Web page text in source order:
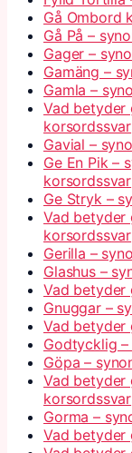
Gå Ombord
Gå På –
Gager –
Gamäng –
Gamla –
Vad betyder
korsordssvar
Gavial –
Ge En Pik –
korsordssvar
Ge Stryk –
Vad betyder
korsordssvar
Gerilla –
Glashus –
Vad betyder
Gnuggar –
Vad betyder
Godtycklig
Göpa –
Vad betyder
korsordssvar
Gorma –
Vad betyder